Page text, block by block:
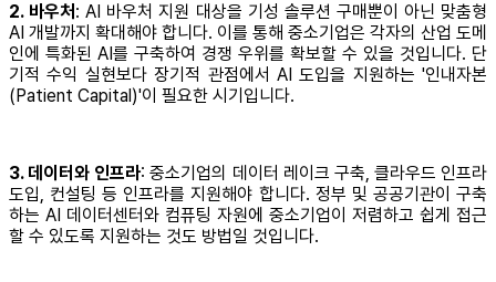
2. 바우처 : AI 바우처 지원 대상을 기성 솔루션 구매뿐이 아닌 맞춤형
AI 개발까지 확대해야 합니다. 이를 통해 중소기업은 각자의 산업 도메
인에 특화된 AI를 구축하여 경쟁 우위를 확보할 수 있을 것입니다. 단
기적 수익 실현보다 장기적 관점에서 AI 도입을 지원하는 '인내자본
(Patient Capital)'이 필요한 시기입니다.
3. 데이터와 인프라: 중소기업의 데이터 레이크 구축, 클라우드 인프라
도입, 컨설팅 등 인프라를 지원해야 합니다. 정부 및 공공기관이 구축
하는 AI 데이터센터와 컴퓨팅 자원에 중소기업이 저렴하고 쉽게 접근
할 수 있도록 지원하는 것도 방법일 것입니다.